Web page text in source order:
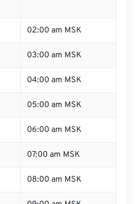
02:00 am MSK
03:00 am MSK
04:00 am MSK
05:00 am MSK
06:00 am MSK
07:00 am MSK
08:00 am MSK